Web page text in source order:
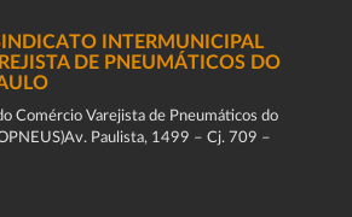
INTERMUNICIPAL
DE PNEUMÁTICOS DO
Comércio Varejista de Pneumáticos do
Paulista, 1499 – Cj. 709 –